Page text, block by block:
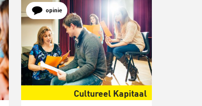
opinie
Cultureel Kapitaal